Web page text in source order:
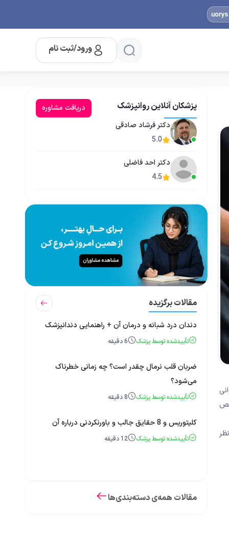
ورود/ثبت نام
پزشکان آنلاین روانپزشک
دریافت مشاوره
دکتر فرشاد صادقی
5.0
دکتر احد فاضلی
4.5
مقالات برگزیده
دندان درد شبانه و درمان آن + راهنمایی دندانپزشک
تأییدشده توسط پزشک 6دقیقه
ضربان قلب نرمال چقدر است؟ چه زمانی خطرناک
می‌شود؟
تأییدشده توسط پزشک 8دقیقه
کلیتوریس و 8 حقایق جالب و باورنکردنی درباره آن
تأییدشده توسط پزشک 12دقیقه
مقالات همه‌ی دسته‌بندی‌ها